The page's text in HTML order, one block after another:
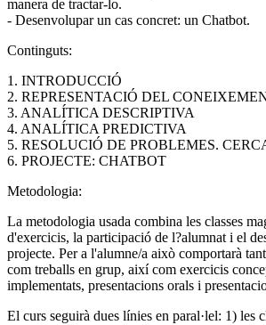
manera de tractar-lo.
- Desenvolupar un cas concret: un Chatbot.
Continguts:
1. INTRODUCCIÓ
2. REPRESENTACIÓ DEL
3. ANALÍTICA DESCRIPTIVA
4. ANALÍTICA PREDICTIVA
5. RESOLUCIÓ DE PROBLEMES.
6. PROJECTE: CHATBOT
Metodologia:
La metodologia usada combina les classes
d'exercicis, la participació de l?alumnat i el
projecte. Per a l'alumne/a això comportarà
com treballs en grup, així com exercicis
implementats, presentacions orals i
El curs seguirà dues línies en paral·lel: 1) les